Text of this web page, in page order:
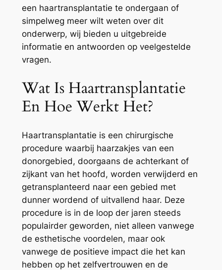
een haartransplantatie te ondergaan of
simpelweg meer wilt weten over dit
onderwerp, wij bieden u uitgebreide
informatie en antwoorden op veelgestelde
vragen.
Wat Is Haartransplantatie
En Hoe Werkt Het?
Haartransplantatie is een chirurgische
procedure waarbij haarzakjes van een
donorgebied, doorgaans de achterkant of
zijkant van het hoofd, worden verwijderd en
getransplanteerd naar een gebied met
dunner wordend of uitvallend haar. Deze
procedure is in de loop der jaren steeds
populairder geworden, niet alleen vanwege
de esthetische voordelen, maar ook
vanwege de positieve impact die het kan
hebben op het zelfvertrouwen en de